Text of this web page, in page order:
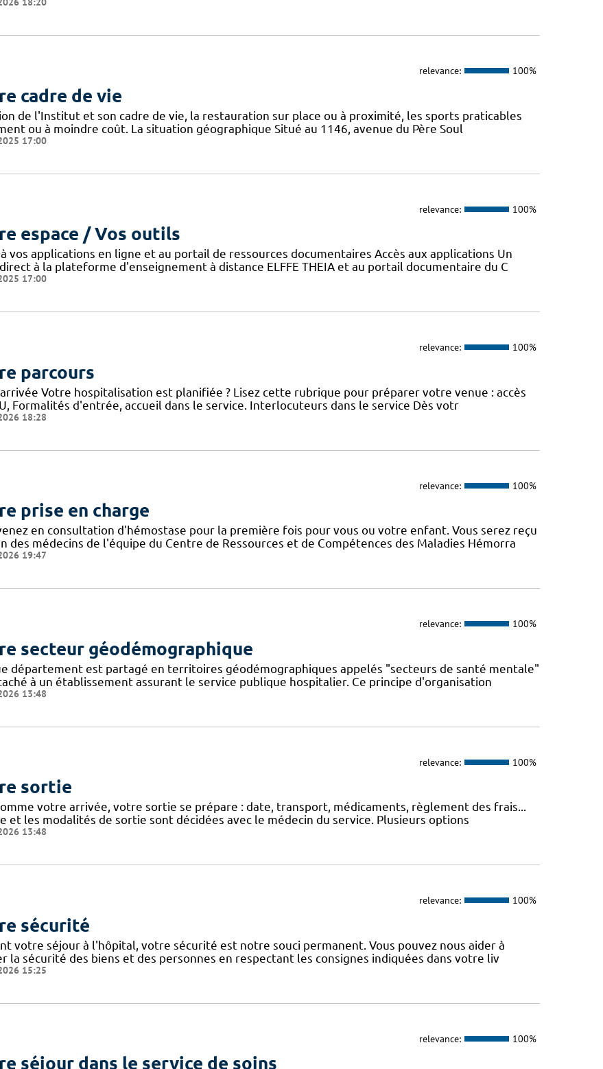
relevance: 100%
cadre de vie
de l'Institut et son cadre de vie, la restauration sur place ou à proximité, les sports praticables
ou à moindre coût. La situation géographique Situé au 1146, avenue du Père Soul
17:00
relevance: 100%
espace / Vos outils
à vos applications en ligne et au portail de ressources documentaires Accès aux applications Un
à la plateforme d'enseignement à distance ELFFE THEIA et au portail documentaire du C
17:00
relevance: 100%
parcours
Votre hospitalisation est planifiée ? Lisez cette rubrique pour préparer votre venue : accès
Formalités d'entrée, accueil dans le service. Interlocuteurs dans le service Dès votr
18:28
relevance: 100%
prise en charge
en consultation d'hémostase pour la première fois pour vous ou votre enfant. Vous serez reçu
des médecins de l'équipe du Centre de Ressources et de Compétences des Maladies Hémorra
19:47
relevance: 100%
secteur géodémographique
département est partagé en territoires géodémographiques appelés "secteurs de santé mentale"
à un établissement assurant le service publique hospitalier. Ce principe d'organisation
13:48
relevance: 100%
sortie
votre arrivée, votre sortie se prépare : date, transport, médicaments, règlement des frais...
et les modalités de sortie sont décidées avec le médecin du service. Plusieurs options
13:48
relevance: 100%
sécurité
votre séjour à l'hôpital, votre sécurité est notre souci permanent. Vous pouvez nous aider à
la sécurité des biens et des personnes en respectant les consignes indiquées dans votre liv
15:25
relevance: 100%
séjour dans le service de soins